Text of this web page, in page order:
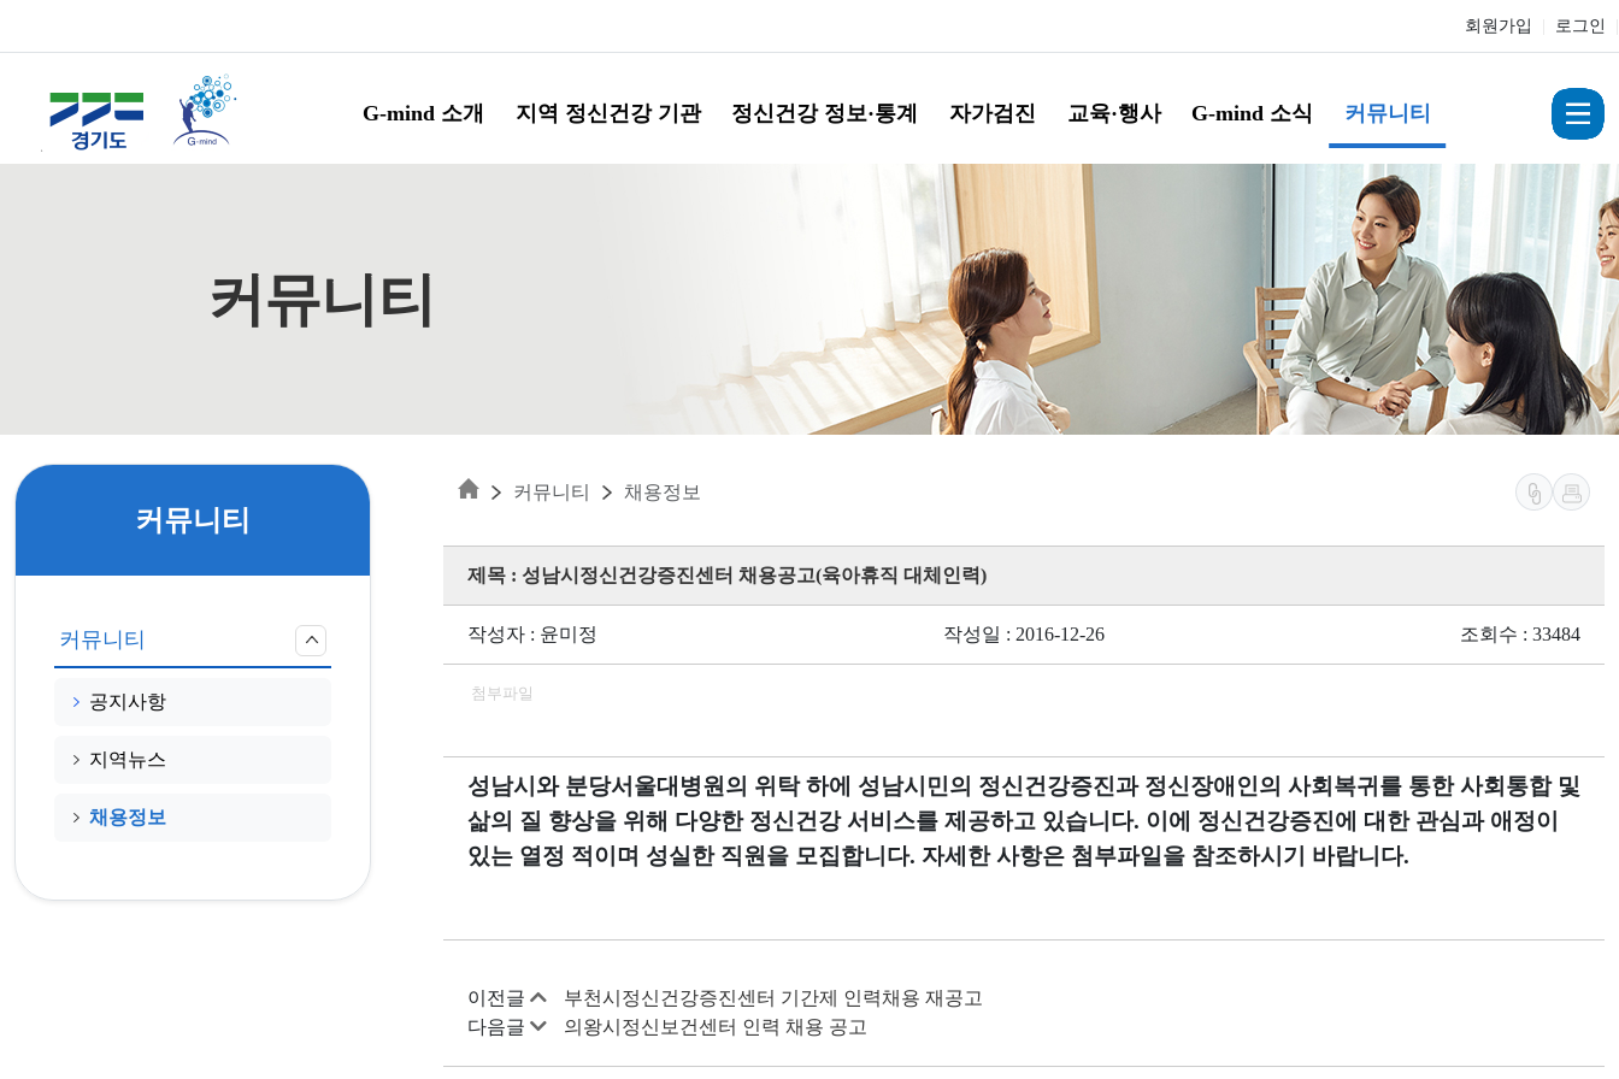
회원가입 로그인
G-mind 소개 지역 정신건강 기관 정신건강 정보·통계 자가검진 교육·행사 G-mind 소식 커뮤니티
커뮤니티
커뮤니티
커뮤니티
공지사항
지역뉴스
채용정보
커뮤니티 채용정보
제목 : 성남시정신건강증진센터 채용공고(육아휴직 대체인력)
작성자 : 윤미정 작성일 : 2016-12-26 조회수 : 33484
첨부파일
성남시와 분당서울대병원의 위탁 하에 성남시민의 정신건강증진과 정신장애인의 사회복귀를 통한 사회통합 및
삶의 질 향상을 위해 다양한 정신건강 서비스를 제공하고 있습니다. 이에 정신건강증진에 대한 관심과 애정이
있는 열정 적이며 성실한 직원을 모집합니다. 자세한 사항은 첨부파일을 참조하시기 바랍니다.
이전글
부천시정신건강증진센터 기간제 인력채용 재공고
다음글
의왕시정신보건센터 인력 채용 공고